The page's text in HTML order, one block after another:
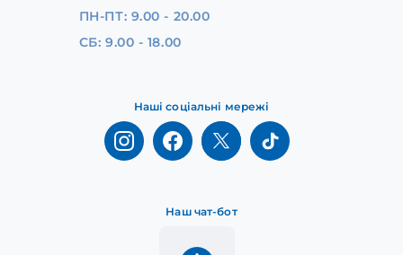
Наш чат-бот
Наші соціальні мережі
ПН-ПТ: 9.00 - 20.00
СБ: 9.00 - 18.00